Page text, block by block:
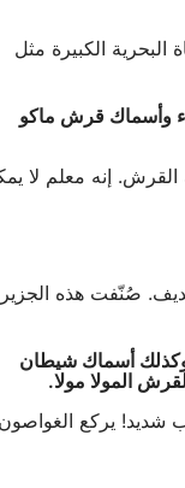
الكبيرة مثل
وأسماك قرش ماكو
إنه معلم لا
صُنّفت هذه
وكذلك أسماك شيطان
المولا مولا.
يركع